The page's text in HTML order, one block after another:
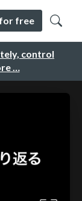
control
…
free